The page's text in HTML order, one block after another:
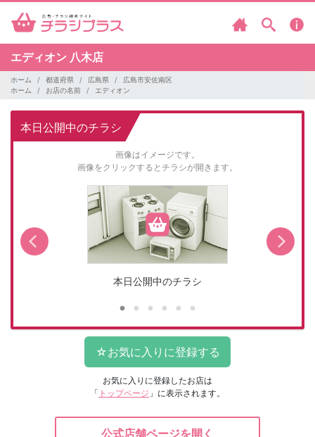
エディオン 八木店
ホーム 都道府県 広島県
広島市安佐南区
ホーム
お店の名前 エディオン
本日公開中のチラシ
画像はイメージです。
画像をクリックするとチラシが開きます。
本日公開中のチラシ
お気に入りに登録したお店は
「 トップページ 」に表示されます。
公式店舗ページを開く